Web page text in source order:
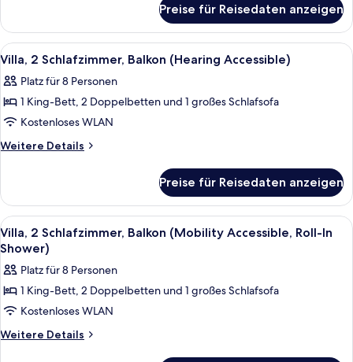
Tub)
anzeigen
2 Schlafzimmer,
Balkon
(Mobility
Tub)
Preise für Reisedaten anzeigen
Alle
Fotos
für
Villa,
2 Schlafzimmer,
Balkon
anzeigen
Eine Küche mit Holzausstattung,
13
Villa, 2 Schlafzimmer, Balkon (Hearing Accessible)
Platz für 8 Personen
1 King-Bett, 2 Doppelbetten und 1 großes Schlafsofa
Kostenloses WLAN
Weitere Details
Weitere
2 Schlafzimmer,
Balkon
(Hearing
Accessible)
Preise für Reisedaten anzeigen
Alle
Fotos
Villa,
2 Schlafzimmer,
Balkon
(Mobility
Eine Küche mit Holzausstattung,
11
Villa, 2 Schlafzimmer, Balkon (Mobility Accessible, Roll-In
Shower)
Platz für 8 Personen
1 King-Bett, 2 Doppelbetten und 1 großes Schlafsofa
Kostenloses WLAN
Weitere Details
Weitere